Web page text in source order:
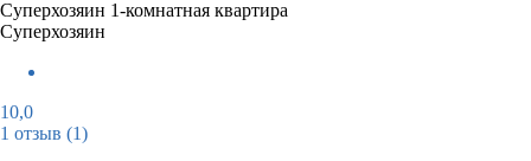
Суперхозяин 1-комнатная квартира
Суперхозяин
10,0
1 отзыв (1)